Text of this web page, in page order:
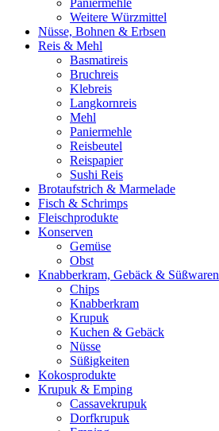
Paniermehle
Weitere Würzmittel
Nüsse, Bohnen & Erbsen
Reis & Mehl
Basmatireis
Bruchreis
Klebreis
Langkornreis
Mehl
Paniermehle
Reisbeutel
Reispapier
Sushi Reis
Brotaufstrich & Marmelade
Fisch & Schrimps
Fleischprodukte
Konserven
Gemüse
Obst
Knabberkram, Gebäck & Süßwaren
Chips
Knabberkram
Krupuk
Kuchen & Gebäck
Nüsse
Süßigkeiten
Kokosprodukte
Krupuk & Emping
Cassavekrupuk
Dorfkrupuk